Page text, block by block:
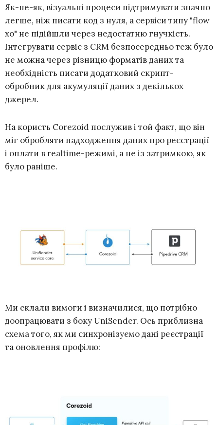
Як-не-як, візуальні процеси підтримувати значно
легше, ніж писати код з нуля, а сервіси типу "flow
xo" не підійшли через недостатню гнучкість.
Інтегрувати сервіс з CRM безпосередньо теж було
не можна через різницю форматів даних та
необхідність писати додатковий скрипт-
обробник для акумуляції даних з декількох
джерел.
На користь Corezoid послужив і той факт, що він
міг обробляти надходження даних про реєстрації
і оплати в realtime-режимі, а не із затримкою, як
було раніше.
Ми склали вимоги і визначилися, що потрібно
доопрацювати з боку UniSender. Ось приблизна
схема того, як ми синхронізуємо дані реєстрації
та оновлення профілю: